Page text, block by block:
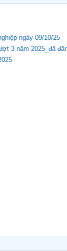
ngày 09/10/25
3 năm 2025_đã